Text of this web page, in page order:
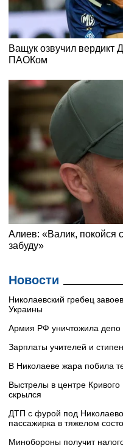
Новости
Николаевский гребец
Украины
Армия РФ уничтожила депо
Зарплаты учителей и
В Николаеве жара побила
Выстрелы в центре Кривого
скрылся
ДТП с фурой под
пассажирка в тяжелом
Минобороны получит